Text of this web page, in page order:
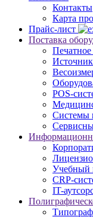
Контакты
Карта
Прайс-лист
Поставка
Печатное
POS-
Системы
Учебный
CRP-
IT-